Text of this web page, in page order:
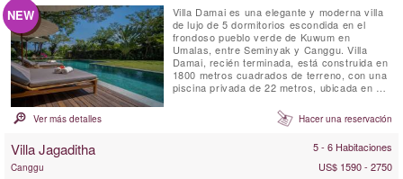
NEW
Villa Damai es una elegante y moderna villa
de lujo de 5 dormitorios escondida en el
frondoso pueblo verde de Kuwum en
Umalas, entre Seminyak y Canggu. Villa
Damai, recién terminada, está construida en
1800 metros cuadrados de terreno, con una
piscina privada de 22 metros, ubicada en un
tropicales con vistas a los arrozales
naturales. Esta idílica villa de Bali ofrece a
Ver más detalles Hacer una reservación
Villa Jagaditha 5 - 6 Habitaciones
Canggu
US$ 1590 - 2750